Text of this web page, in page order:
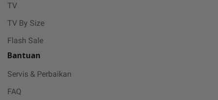
TV
TV By Size
Flash Sale
Bantuan
Servis & Perbaikan
FAQ